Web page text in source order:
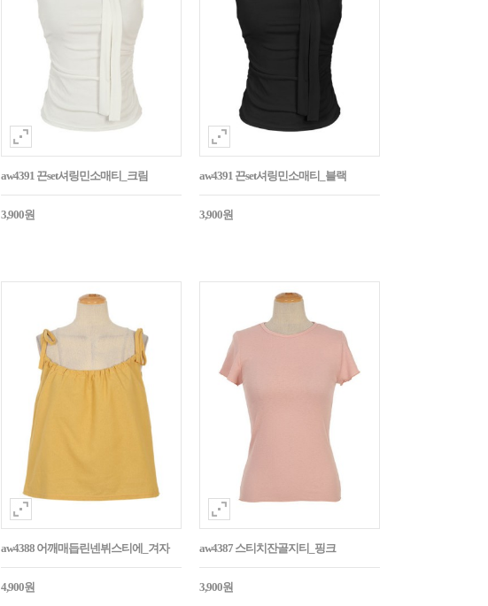
aw4391 끈set셔링민소매티_크림
3,900원
aw4391 끈set셔링민소매티_블랙
3,900원
aw4388 어깨매듭린넨뷔스티에_겨자
4,900원
aw4387 스티치잔골지티_핑크
3,900원